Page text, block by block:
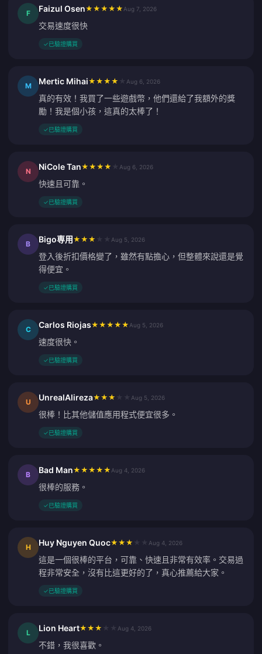
F Faizul Osen★ ★ ★ ★ ★ Aug 7, 2026
交易速度很快
✓已驗證購買
M Mertic Mihai★ ★ ★ ★ Aug 6, 2026
真的有效！我買了一些遊戲幣，他們還給了我額外的獎
勵！我是個小孩，這真的太棒了！
✓已驗證購買
N NiCole Tan★ ★ ★ ★ Aug 6, 2026
快速且可靠。
✓已驗證購買
B Bigo専用★ ★ ★ Aug 5, 2026
登入後折扣價格變了，雖然有點擔心，但整體來說還是覺
得便宜。
✓已驗證購買
C Carlos Riojas★ ★ ★ ★ ★ Aug 5, 2026
速度很快。
✓已驗證購買
U UnrealAlireza★ ★ ★ Aug 5, 2026
很棒！比其他儲值應用程式便宜很多。
✓已驗證購買
B Bad Man★ ★ ★ ★ ★ Aug 4, 2026
很棒的服務。
✓已驗證購買
H Huy Nguyen Quoc★ ★ ★ Aug 4, 2026
這是一個很棒的平台，可靠、快速且非常有效率。交易過
程非常安全，沒有比這更好的了，真心推薦給大家。
✓已驗證購買
L Lion Heart★ ★ ★ Aug 4, 2026
不錯，我很喜歡。